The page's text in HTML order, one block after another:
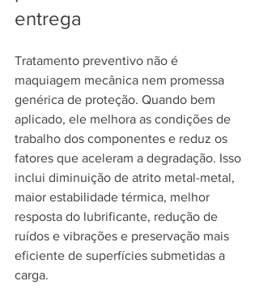
entrega
Tratamento preventivo não é
maquiagem mecânica nem promessa
genérica de proteção. Quando bem
aplicado, ele melhora as condições de
trabalho dos componentes e reduz os
fatores que aceleram a degradação. Isso
inclui diminuição de atrito metal-metal,
maior estabilidade térmica, melhor
resposta do lubrificante, redução de
ruídos e vibrações e preservação mais
eficiente de superfícies submetidas a
carga.